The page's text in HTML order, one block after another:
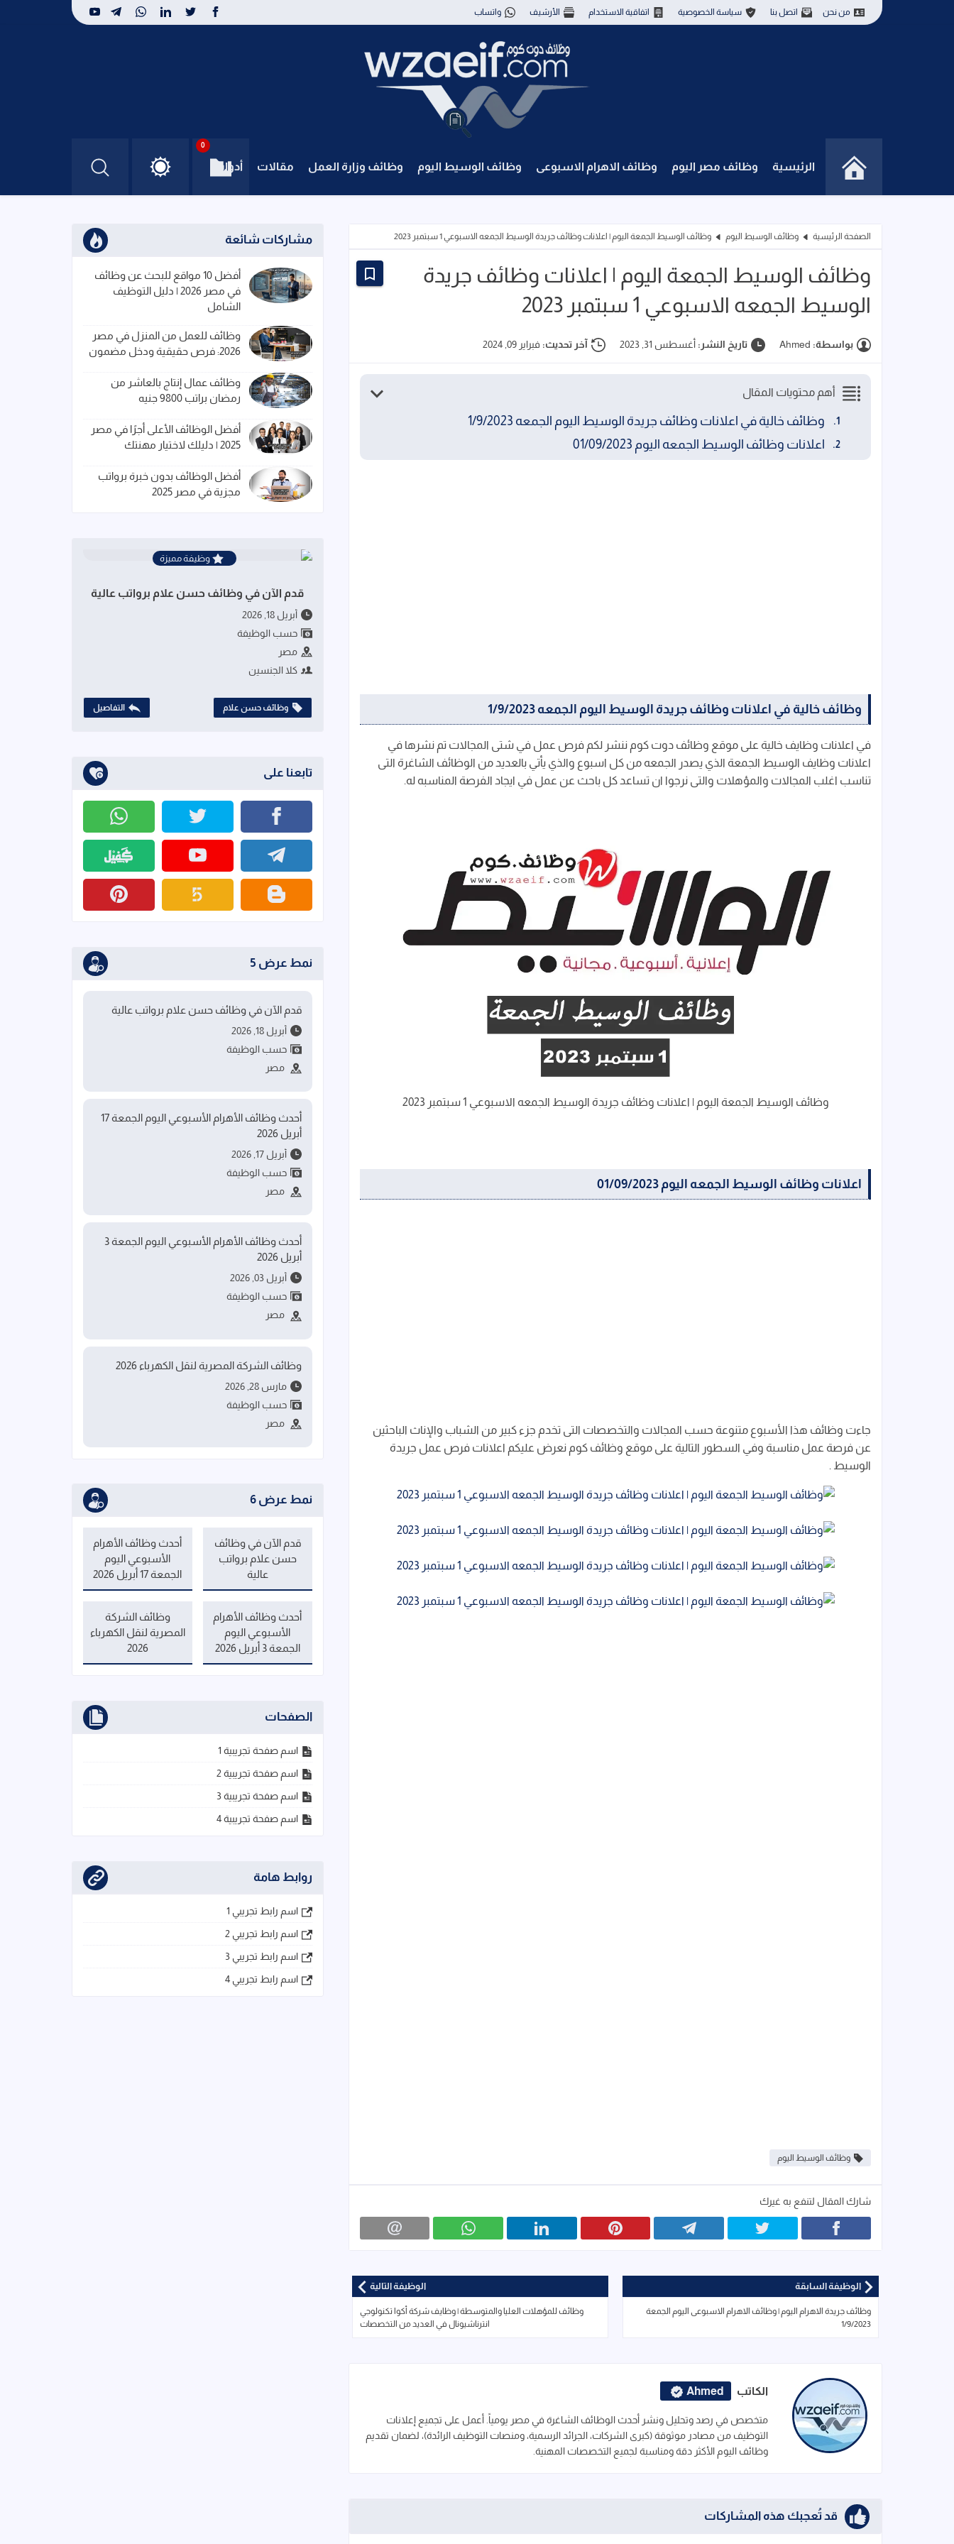
من نحن اتصل بنا سياسة الخصوصية اتفاقية الاستخدام الأرشيف واتساب
الرئيسية وظائف مصر اليوم وظائف الاهرام الاسبوعى وظائف الوسيط اليوم وظائف وزارة العمل مقالات أدوات
0
الصفحة الرئيسية وظائف الوسيط اليوم وظائف الوسيط الجمعة اليوم | اعلانات وظائف جريدة الوسيط الجمعه الاسبوعي 1 سبتمبر 2023
وظائف الوسيط الجمعة اليوم | اعلانات وظائف جريدة
الوسيط الجمعه الاسبوعي 1 سبتمبر 2023
بواسطة: Ahmed تاريخ النشر: أغسطس 31, 2023 آخر تحديث: فبراير 09, 2024
أهم محتويات المقال
وظائف خالية في اعلانات وظائف جريدة الوسيط اليوم الجمعه 1/9/2023
اعلانات وظائف الوسيط الجمعه اليوم 01/09/2023
وظائف خالية في اعلانات وظائف جريدة الوسيط اليوم الجمعه 1/9/2023
في اعلانات وظايف خالية على موقع وظائف دوت كوم ننشر لكم فرص عمل في شتى المجالات تم نشرها في
اعلانات وظايف الوسيط الجمعة الذي يصدر الجمعه من كل اسبوع والذي يأتي بالعديد من الوظائف الشاغرة التى
تناسب اغلب المجالات والمؤهلات والتى نرجوا ان تساعد كل باحث عن عمل في ايجاد الفرصة المناسبه له.
وظائف الوسيط الجمعة اليوم | اعلانات وظائف جريدة الوسيط الجمعه الاسبوعي 1 سبتمبر 2023
اعلانات وظائف الوسيط الجمعه اليوم 01/09/2023
جاءت وظائف هذا الأسبوع متنوعة حسب المجالات والتخصصات التى تخدم جزء كبير من الشباب والإناث الباحثين
عن فرصة عمل مناسبة وفي السطور التالية على موقع وظائف كوم نعرض عليكم اعلانات فرص عمل جريدة
الوسيط .
وظائف الوسيط اليوم
شارك المقال لتنفع به غيرك
الوظيفة التالية
وظائف للمؤهلات العليا والمتوسطة | وظايف شركة أكوا تكنولوجي
انترناشيونال في العديد من التخصصات
الوظيفة السابقة
وظائف جريدة الاهرام اليوم | وظائف الاهرام الاسبوعى اليوم الجمعة
1/9/2023
الكاتب Ahmed
متخصص في رصد وتحليل ونشر أحدث الوظائف الشاغرة في مصر يومياً. أعمل على تجميع إعلانات
التوظيف من مصادر موثوقة (كبرى الشركات، الجرائد الرسمية، ومنصات التوظيف الرائدة)، لضمان تقديم
وظائف اليوم الأكثر دقة ومناسبة لجميع التخصصات المهنية.
قد تُعجبك هذه المشاركات
مشاركات شائعة
أفضل 10 مواقع للبحث عن وظائف
في مصر 2026 | دليل التوظيف
الشامل
وظائف للعمل من المنزل في مصر
2026: فرص حقيقية ودخل مضمون
وظائف عمال إنتاج بالعاشر من
رمضان براتب 9800 جنيه
أفضل الوظائف الأعلى أجرًا في مصر
2025 | دليلك لاختيار مهنتك
أفضل الوظائف بدون خبرة برواتب
مجزية في مصر 2025
وظيفة مميزة
قدم الآن في وظائف حسن علام برواتب عالية
أبريل 18, 2026
حسب الوظيفة
مصر
كلا الجنسين
وظائف حسن علام التفاصيل
تابعنا على
نمط عرض 5
قدم الآن في وظائف حسن علام برواتب عالية
أبريل 18, 2026
حسب الوظيفة
مصر
أحدث وظائف الأهرام الأسبوعي اليوم الجمعة 17
أبريل 2026
أبريل 17, 2026
حسب الوظيفة
مصر
أحدث وظائف الأهرام الأسبوعي اليوم الجمعة 3
أبريل 2026
أبريل 03, 2026
حسب الوظيفة
مصر
وظائف الشركة المصرية لنقل الكهرباء 2026
مارس 28, 2026
حسب الوظيفة
مصر
نمط عرض 6
قدم الآن في وظائف
حسن علام برواتب
عالية
أحدث وظائف الأهرام
الأسبوعي اليوم
الجمعة 17 أبريل 2026
أحدث وظائف الأهرام
الأسبوعي اليوم
الجمعة 3 أبريل 2026
وظائف الشركة
المصرية لنقل الكهرباء
2026
الصفحات
اسم صفحة تجريبية 1
اسم صفحة تجريبية 2
اسم صفحة تجريبية 3
اسم صفحة تجريبية 4
روابط هامة
اسم رابط تجريبي 1
اسم رابط تجريبي 2
اسم رابط تجريبي 3
اسم رابط تجريبي 4